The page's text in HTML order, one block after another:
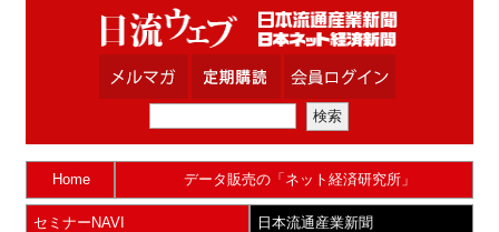
Home データ販売の「ネット経済研究所」
セミナーNAVI 日本流通産業新聞